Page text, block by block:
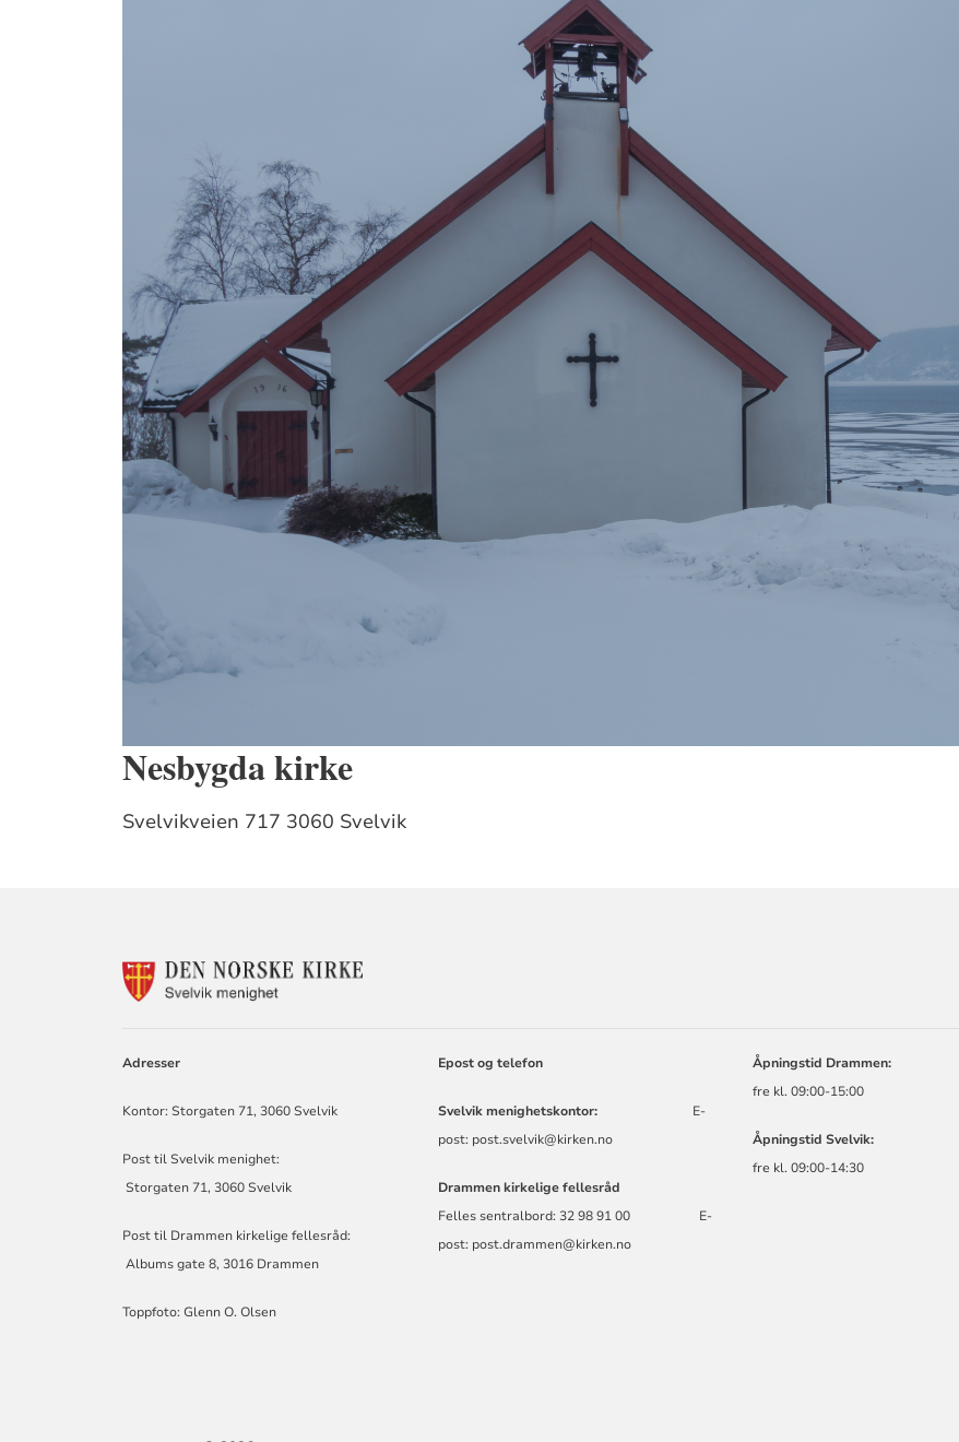
Nesbygda kirke
Svelvikveien 717 3060 Svelvik
KONTAKTINFORMASJON
Adresser
Kontor: Storgaten 71, 3060 Svelvik
Post til Svelvik menighet:
Storgaten 71, 3060 Svelvik
Post til Drammen kirkelige fellesråd:
Albums gate 8, 3016 Drammen
Toppfoto: Glenn O. Olsen
Epost og telefon
Svelvik menighetskontor:
E-
post: post.svelvik@kirken.no
Drammen kirkelige fellesråd
Felles sentralbord: 32 98 91 00 E-
post: post.drammen@kirken.no
Åpningstid
fre kl. 09:00-15:00
Åpningstid
fre kl. 09:00-14:30